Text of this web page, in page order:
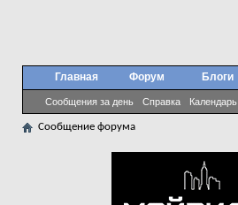
Главная Форум
Сообщения за день Справка Календарь
Блоги
Сообщение форума